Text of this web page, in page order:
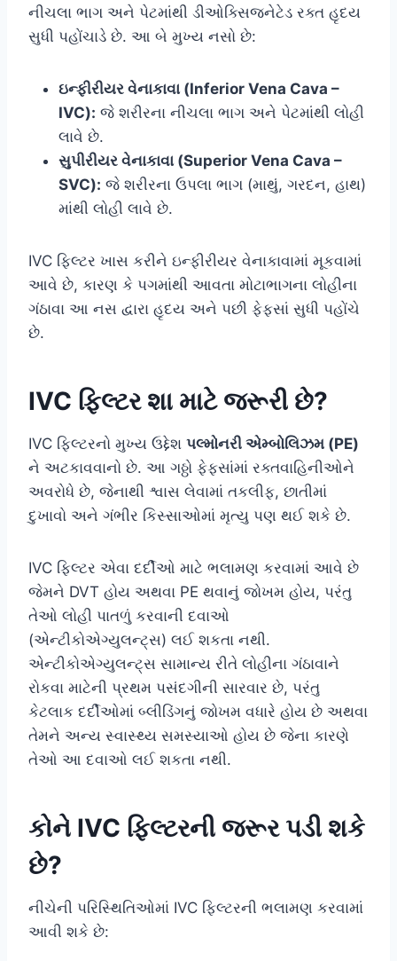
નીચલા ભાગ અને પેટમાંથી ડીઓક્સિજનેટેડ રક્ત હૃદય
સુધી પહોંચાડે છે. આ બે મુખ્ય નસો છે:
ઇન્ફીરીયર વેનાકાવા (Inferior Vena Cava –
IVC): જે શરીરના નીચલા ભાગ અને પેટમાંથી લોહી
લાવે છે.
સુપીરીયર વેનાકાવા (Superior Vena Cava –
SVC): જે શરીરના ઉપલા ભાગ (માથું, ગરદન, હાથ)
માંથી લોહી લાવે છે.
IVC ફિલ્ટર ખાસ કરીને ઇન્ફીરીયર વેનાકાવામાં મૂકવામાં
આવે છે, કારણ કે પગમાંથી આવતા મોટાભાગના લોહીના
ગંઠાવા આ નસ દ્વારા હૃદય અને પછી ફેફસાં સુધી પહોંચે
છે.
IVC ફિલ્ટર શા માટે જરૂરી છે?
IVC ફિલ્ટરનો મુખ્ય ઉદ્દેશ પલ્મોનરી એમ્બોલિઝમ (PE)
ને અટકાવવાનો છે. આ ગઠ્ઠો ફેફસાંમાં રક્તવાહિનીઓને
અવરોધે છે, જેનાથી શ્વાસ લેવામાં તકલીફ, છાતીમાં
દુખાવો અને ગંભીર કિસ્સાઓમાં મૃત્યુ પણ થઈ શકે છે.
IVC ફિલ્ટર એવા દર્દીઓ માટે ભલામણ કરવામાં આવે છે
જેમને DVT હોય અથવા PE થવાનું જોખમ હોય, પરંતુ
તેઓ લોહી પાતળું કરવાની દવાઓ
(એન્ટીકોએગ્યુલન્ટ્સ) લઈ શકતા નથી.
એન્ટીકોએગ્યુલન્ટ્સ સામાન્ય રીતે લોહીના ગંઠાવાને
રોકવા માટેની પ્રથમ પસંદગીની સારવાર છે, પરંતુ
કેટલાક દર્દીઓમાં બ્લીડિંગનું જોખમ વધારે હોય છે અથવા
તેમને અન્ય સ્વાસ્થ્ય સમસ્યાઓ હોય છે જેના કારણે
તેઓ આ દવાઓ લઈ શકતા નથી.
કોને IVC ફિલ્ટરની જરૂર પડી શકે
છે?
નીચેની પરિસ્થિતિઓમાં IVC ફિલ્ટરની ભલામણ કરવામાં
આવી શકે છે: